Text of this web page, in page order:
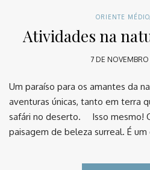
ORIENTE MÉDIO,
Atividades na
7 DE
Um paraíso para os amantes da
aventuras únicas, tanto em terra
safári no deserto. ⠀ Isso mesmo!
paisagem de beleza surreal. É